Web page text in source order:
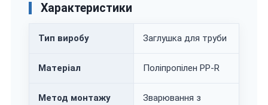
Характеристики
Тип виробу Заглушка для труби
Матеріал Поліпропілен PP-R
Метод монтажу
Зварювання з